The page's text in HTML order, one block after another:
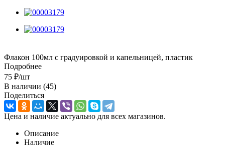
Флакон 100мл с градуировкой и капельницей, пластик
Подробнее
75 ₽/шт
В наличии (45)
Поделиться
Цена и наличие актуально для всех магазинов.
Описание
Наличие